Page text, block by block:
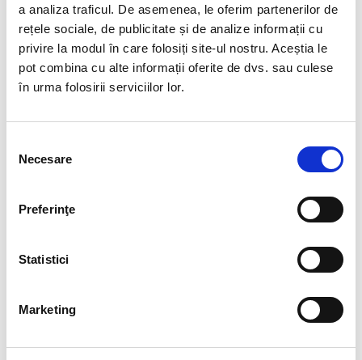
a analiza traficul. De asemenea, le oferim partenerilor de
rețele sociale, de publicitate și de analize informații cu
privire la modul în care folosiți site-ul nostru. Aceștia le
pot combina cu alte informații oferite de dvs. sau culese
în urma folosirii serviciilor lor.
consimțământului
Necesare
Preferinţe
Statistici
Marketing
sarcinilor, baze de date online sau dispozitive
electronice care sa creasca productivitatea si sa
usureze comunicarea cu angajatii. De asemenea,
anumite companii pot recurge la postarea de noutati
interne pe un blog sau website de tip corporate, in
retelelor de socializare. Angajatii corporatiilor iau
comunicare online sau li se ofera dispozitive mobile
contactelor.
TEHNOLOGIA LE ADUCE IN
POATE INLOCUI